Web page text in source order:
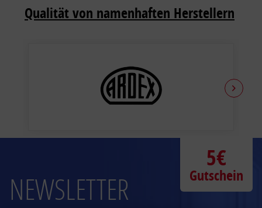
Qualität von namenhaften Herstellern
NEWSLETTER
5€
Gutschein